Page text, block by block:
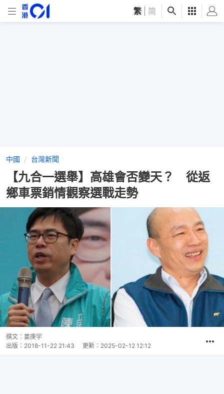
繁 简
中國 台灣新聞
【九合一選舉】高雄會否變天？ 從返
鄉車票銷情觀察選戰走勢
撰文： 姜庚宇
出版： 2018-11-22 21:43 更新： 2025-02-12 12:12